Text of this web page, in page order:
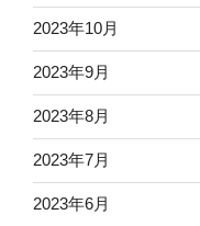
2023年10月
2023年9月
2023年8月
2023年7月
2023年6月